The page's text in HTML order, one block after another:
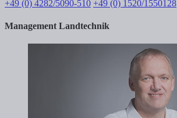
+49 (0) 4282/5090-510 +49 (0) 1520/1550128
Management Landtechnik